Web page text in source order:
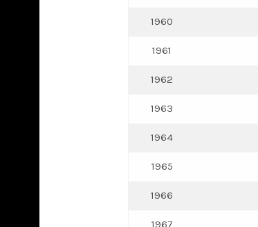
1960
1961
1962
1963
1964
1965
1966